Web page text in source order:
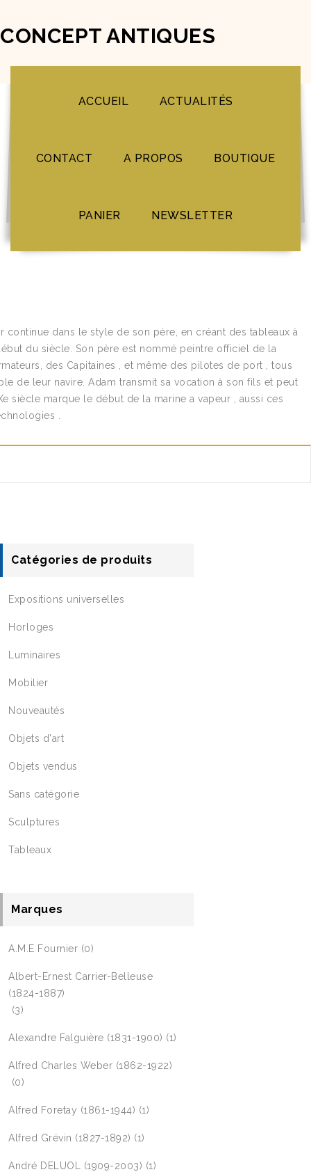
CONCEPT ANTIQUES
ACCUEIL ACTUALITÉS
CONTACT A PROPOS BOUTIQUE
PANIER NEWSLETTER
continue dans le style de son père, en créant des tableaux à
du siècle. Son père est nommé peintre officiel de la
des Capitaines , et même des pilotes de port , tous
de leur navire. Adam transmit sa vocation à son fils et peut
siècle marque le début de la marine a vapeur , aussi ces
.
Catégories de produits
Expositions universelles
Horloges
Luminaires
Mobilier
Nouveautés
Objets d'art
Objets vendus
Sans catégorie
Sculptures
Tableaux
Marques
A.M.E Fournier (0)
Albert-Ernest Carrier-Belleuse
(1824-1887)
(3)
Alexandre Falguière (1831-1900) (1)
Alfred Charles Weber (1862-1922)
(0)
Alfred Foretay (1861-1944) (1)
Alfred Grévin (1827-1892) (1)
André DELUOL (1909-2003) (1)